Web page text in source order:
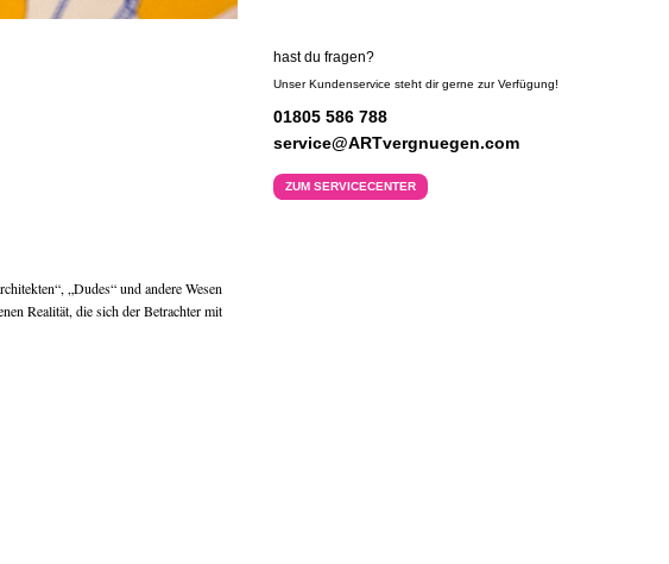
„Dudes“ und andere Wesen
Realität, die sich der Betrachter mit
hast du fragen?
Unser Kundenservice steht dir gerne zur Verfügung!
01805 586 788
service@ARTvergnuegen.com
ZUM SERVICECENTER